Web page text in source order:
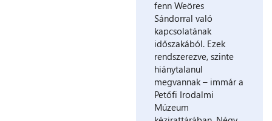
fenn Weöres
Sándorral való
kapcsolatának
időszakából. Ezek
rendszerezve, szinte
hiánytalanul
megvannak – immár a
Petőfi Irodalmi
Múzeum